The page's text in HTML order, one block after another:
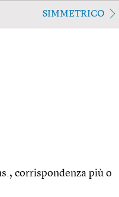
SIMMETRICO
corrispondenza più o